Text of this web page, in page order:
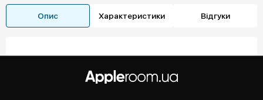
Опис Характеристики Відгуки